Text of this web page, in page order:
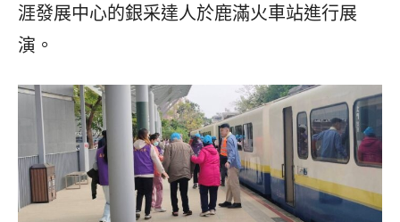
涯發展中心的銀采達人於鹿滿火車站進行展
演。